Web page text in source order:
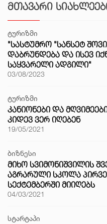
ᲛᲗᲐᲕᲐᲠᲘ
ტურიზმი
"ᲡᲐᲡᲢᲣᲛᲠᲝ "ᲡᲐᲜᲡᲔᲢ
ᲓᲐᲑᲠᲣᲜᲓᲔᲑᲐ ᲓᲐ ᲘᲡᲔᲕ
ᲡᲐᲧᲕᲐᲠᲔᲚᲘ ᲐᲓᲒᲘᲚᲘ"
03/08/2023
ტურიზმი
ᲙᲐᲜᲘᲝᲜᲔᲑᲘ ᲓᲐ
ᲙᲘᲓᲔᲕ ᲕᲔᲠ ᲘᲦᲔᲑᲔᲜ
19/05/2021
ბიზნესი
ᲛᲘᲮᲝ ᲡᲕᲘᲛᲝᲜᲘᲨᲕᲘᲚᲘᲡ
ᲐᲒᲠᲐᲠᲣᲚᲘ ᲡᲙᲝᲚᲐ
ᲡᲔᲥᲢᲔᲛᲑᲔᲠᲨᲘ ᲛᲘᲘᲦᲔᲑᲡ
04/03/2021
სტარტაპი